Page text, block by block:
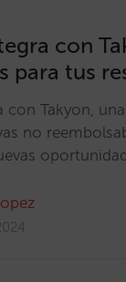
con
para tus
con Takyon,
no